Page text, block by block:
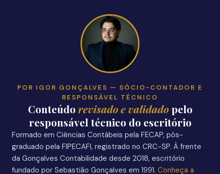
POR IGOR GONÇALVES — SÓCIO-CONTADOR E
RESPONSÁVEL TÉCNICO
Conteúdorevisado e validadopelo
responsável técnico do escritório
Formado em Ciências Contábeis pela FECAP, pós-
graduado pela FIPECAFI, registrado no CRC-SP. À frente
da Gonçalves Contabilidade desde 2018, escritório
fundado por Sebastião Gonçalves em 1991. Conheça a